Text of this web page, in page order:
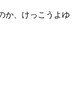
か、けっこうよゆ